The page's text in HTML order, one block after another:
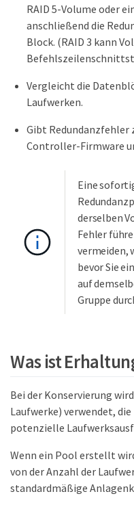
RAID 5-Volume oder
anschließend die
Block. (RAID 3 kann
Vergleicht die
Laufwerken.
Gibt Redundanzfehler
Controller-Firmware
Eine
derselben
Fehler
vermeiden,
bevor Sie
auf
Gruppe
Was ist
Bei der Konservierung
Laufwerke) verwendet,
potenzielle
Wenn ein Pool erstellt
von der Anzahl der
standardmäßige